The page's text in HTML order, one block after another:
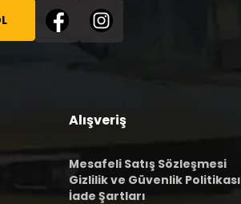
Alışveriş
Mesafeli Satış Sözleşmesi
Gizlilik ve Güvenlik Politikası
İade Şartları